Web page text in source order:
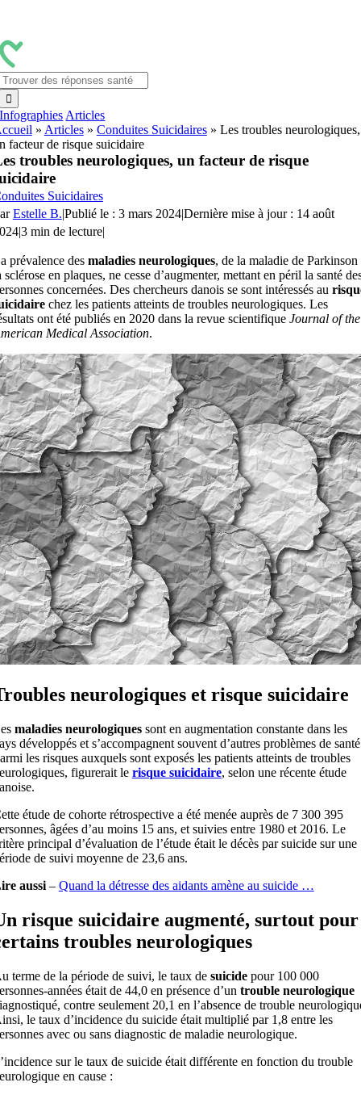
contenu
Infographies Articles
» Articles» Conduites Suicidaires» Les troubles neurologiques,
facteur de risque suicidaire
troubles neurologiques, un facteur de risque
Suicidaires
Estelle B.|Publié le : 3 mars 2024|Dernière mise à jour : 14 août
|3 min de lecture|
prévalence des maladies neurologiques, de la maladie de Parkinson
sclérose en plaques, ne cesse d’augmenter, mettant en péril la santé
concernées. Des chercheurs danois se sont intéressés au
chez les patients atteints de troubles neurologiques. Les
ont été publiés en 2020 dans la revue scientifique Journal of the
Medical Association.
neurologiques et risque suicidaire
maladies neurologiquessont en augmentation constante dans les
développés et s’accompagnent souvent d’autres problèmes de
les risques auxquels sont exposés les patients atteints de troubles
figurerait le risque suicidaire, selon une récente étude
étude de cohorte rétrospective a été menée auprès de 7 300 395
âgées d’au moins 15 ans, et suivies entre 1980 et 2016. Le
principal d’évaluation de l’étude était le décès par suicide sur une
de suivi moyenne de 23,6 ans.
aussi– Quand la détresse des aidants amène au suicide …
risque suicidaire augmenté, surtout pour
troubles neurologiques
terme de la période de suivi, le taux de suicidepour 100 000
années était de 44,0 en présence d’un trouble neurologique
contre seulement 20,1 en l’absence de trouble
le taux d’incidence du suicide était multiplié par 1,8 entre les
avec ou sans diagnostic de maladie neurologique.
sur le taux de suicide était différente en fonction du trouble
en cause :